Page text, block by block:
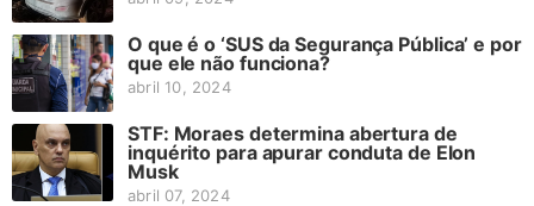
O que é o ‘SUS da Segurança Pública’ e por
que ele não funciona?
abril 10, 2024
STF: Moraes determina abertura de
inquérito para apurar conduta de Elon
Musk
abril 07, 2024